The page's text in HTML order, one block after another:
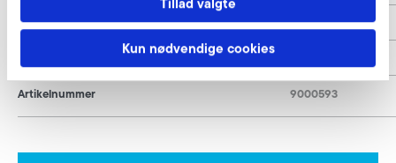
Kun nødvendige cookies
h
Artikelnummer
120
9000593